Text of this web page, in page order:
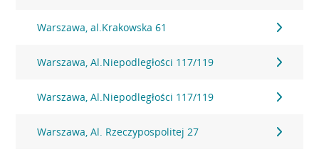
Warszawa, al.Krakowska 61
Warszawa, Al.Niepodległości 117/119
Warszawa, Al.Niepodległości 117/119
Warszawa, Al. Rzeczypospolitej 27